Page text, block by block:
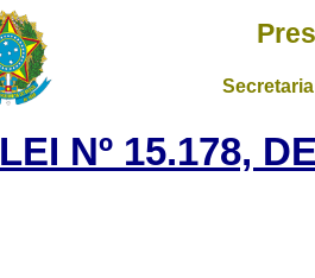
LEI Nº 15.178,